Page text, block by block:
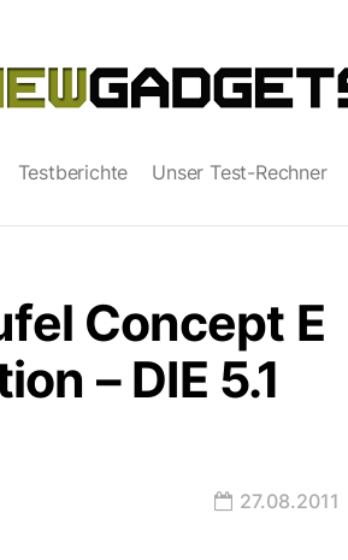
Testberichte Unser Test-Rechner
Concept E
– DIE 5.1
27.08.2011